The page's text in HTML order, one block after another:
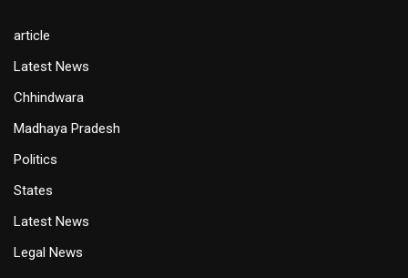
article
Latest News
Chhindwara
Madhaya Pradesh
Politics
States
Latest News
Legal News